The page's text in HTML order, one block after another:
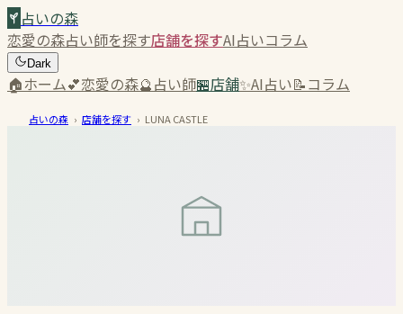
占いの森
恋愛の森占い師を探す店舗を探すAI占いコラム
Dark
🏠ホーム💕恋愛の森🔮占い師🏪店舗✨AI占い📝コラム
占いの森 › 店舗を探す › LUNA CASTLE